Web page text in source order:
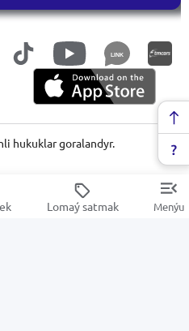
LINK
hukuklar goralandyr.
Lomaý satmak Menýu